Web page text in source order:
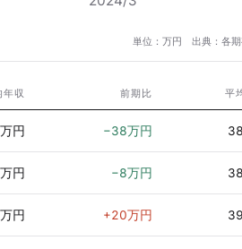
単位：万円 出典：各
年収 前期比 平
円 −38万円
円 −8万円
円 +20万円